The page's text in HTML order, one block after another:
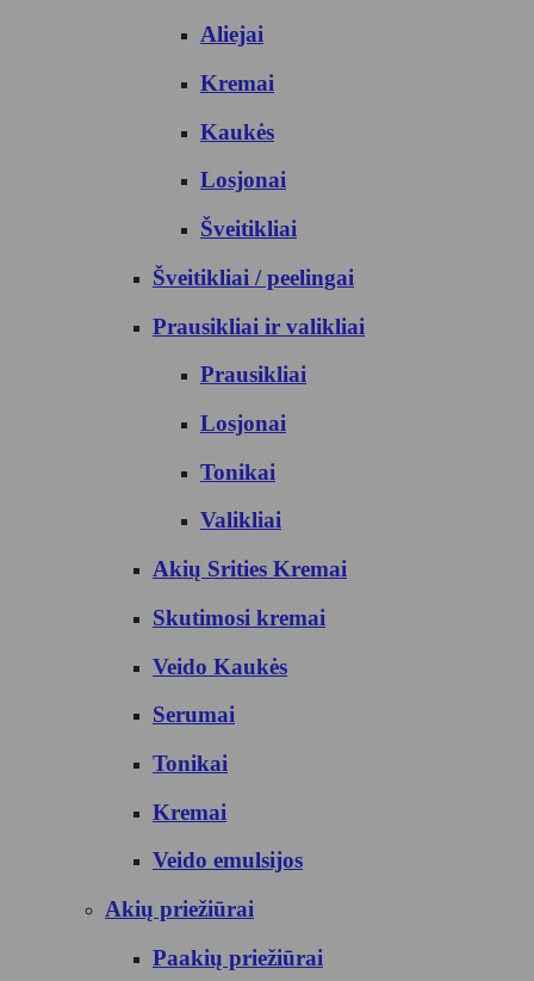
Aliejai
Kremai
Kaukės
Losjonai
Šveitikliai
Šveitikliai / peelingai
Prausikliai ir valikliai
Prausikliai
Losjonai
Tonikai
Valikliai
Akių Srities Kremai
Skutimosi kremai
Veido Kaukės
Serumai
Tonikai
Kremai
Veido emulsijos
Akių priežiūrai
Paakių priežiūrai